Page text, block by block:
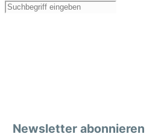
Newsletter abonnieren